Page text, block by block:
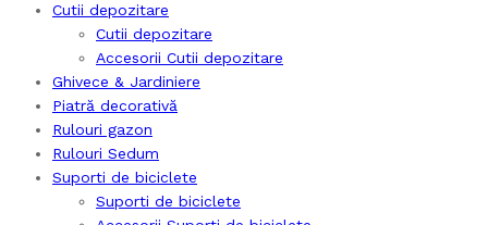
Cutii depozitare
Cutii depozitare
Accesorii Cutii depozitare
Ghivece & Jardiniere
Piatră decorativă
Rulouri gazon
Rulouri Sedum
Suporti de biciclete
Suporti de biciclete